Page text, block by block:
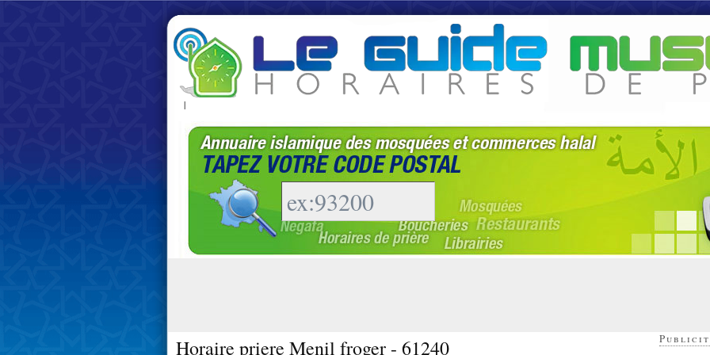
|
Horaire priere Menil froger - 61240